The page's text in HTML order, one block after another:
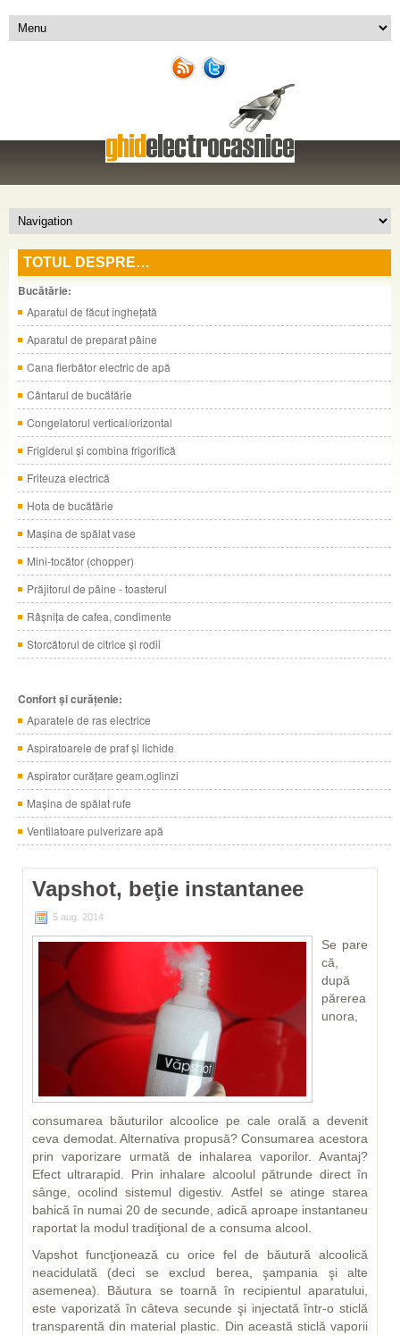
TOTUL DESPRE…
Bucătărie:
Aparatul de făcut îngheţată
Aparatul de preparat pâine
Cana fierbător electric de apă
Cântarul de bucătărie
Congelatorul vertical/orizontal
Frigiderul şi combina frigorifică
Friteuza electrică
Hota de bucătărie
Maşina de spălat vase
Mini-tocător (chopper)
Prăjitorul de pâine - toasterul
Râşniţa de cafea, condimente
Storcătorul de citrice şi rodii
Confort şi curăţenie:
Aparatele de ras electrice
Aspiratoarele de praf şi lichide
Aspirator curăţare geam,oglinzi
Maşina de spălat rufe
Ventilatoare pulverizare apă
Vapshot, beţie instantanee
5 aug. 2014
Se pare
că,
după
părerea
unora,
consumarea băuturilor alcoolice pe cale orală a devenit
ceva demodat. Alternativa propusă? Consumarea acestora
prin vaporizare urmată de inhalarea vaporilor. Avantaj?
Efect ultrarapid. Prin inhalare alcoolul pătrunde direct în
sânge, ocolind sistemul digestiv. Astfel se atinge starea
bahică în numai 20 de secunde, adică aproape instantaneu
raportat la modul tradiţional de a consuma alcool.
Vapshot funcţionează cu orice fel de băutură alcoolică
neacidulată (deci se exclud berea, şampania şi alte
asemenea). Băutura se toarnă în recipientul aparatului,
este vaporizată în câteva secunde şi injectată într-o sticlă
transparentă din material plastic. Din această sticlă vaporii